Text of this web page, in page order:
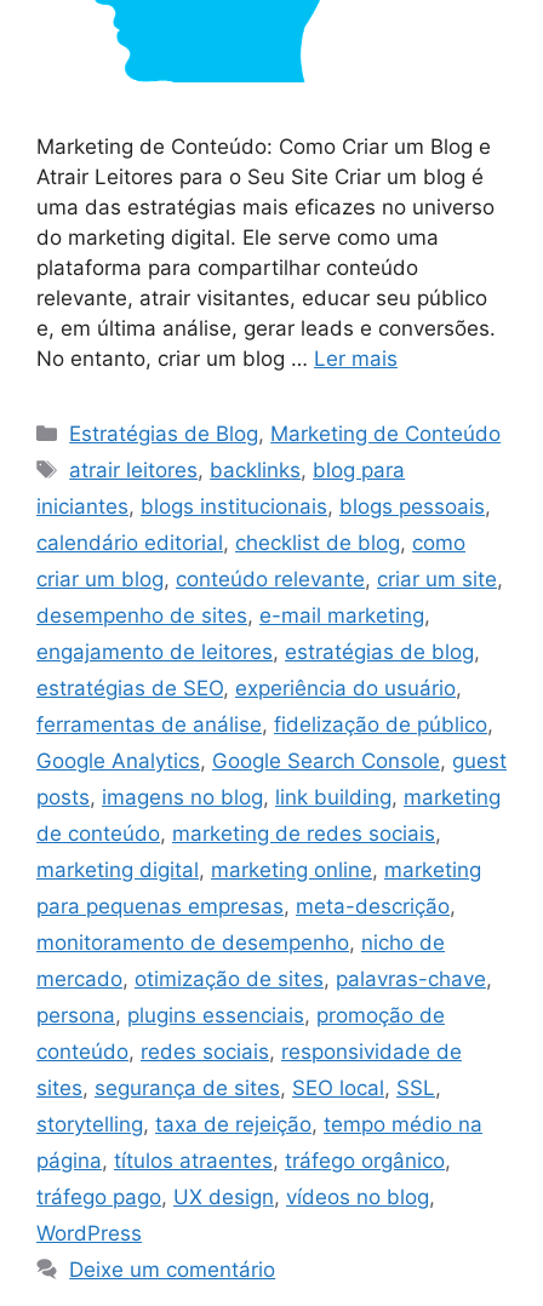
Marketing de Conteúdo: Como Criar um Blog e
Atrair Leitores para o Seu Site Criar um blog é
uma das estratégias mais eficazes no universo
do marketing digital. Ele serve como uma
plataforma para compartilhar conteúdo
relevante, atrair visitantes, educar seu público
e, em última análise, gerar leads e conversões.
No entanto, criar um blog … Ler mais
Estratégias de Blog, Marketing de Conteúdo
atrair leitores, backlinks, blog para
iniciantes, blogs institucionais, blogs pessoais,
calendário editorial, checklist de blog, como
criar um blog, conteúdo relevante, criar um site,
desempenho de sites, e-mail marketing,
engajamento de leitores, estratégias de blog,
estratégias de SEO, experiência do usuário,
ferramentas de análise, fidelização de público,
Google Analytics, Google Search Console, guest
posts, imagens no blog, link building, marketing
de conteúdo, marketing de redes sociais,
marketing digital, marketing online, marketing
para pequenas empresas, meta-descrição,
monitoramento de desempenho, nicho de
mercado, otimização de sites, palavras-chave,
persona, plugins essenciais, promoção de
conteúdo, redes sociais, responsividade de
sites, segurança de sites, SEO local, SSL,
storytelling, taxa de rejeição, tempo médio na
página, títulos atraentes, tráfego orgânico,
tráfego pago, UX design, vídeos no blog,
WordPress
Deixe um comentário